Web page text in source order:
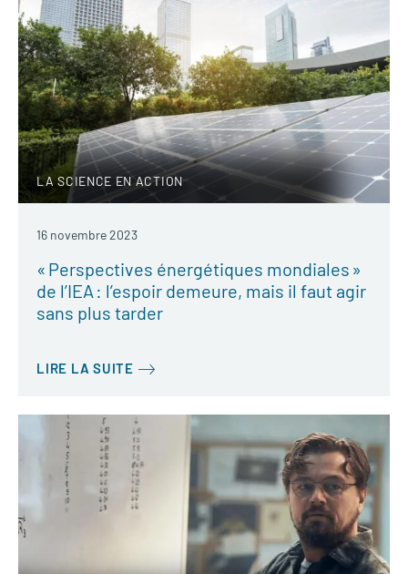
LA SCIENCE EN ACTION
16 novembre 2023
« Perspectives énergétiques mondiales »
de l’IEA : l’espoir demeure, mais il faut agir
sans plus tarder
LIRE LA SUITE